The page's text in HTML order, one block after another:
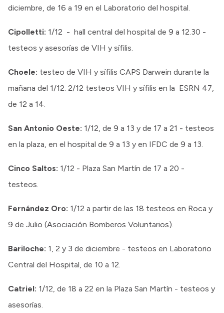
diciembre, de 16 a 19 en el Laboratorio del hospital.
Cipolletti: 1/12 - hall central del hospital de 9 a 12.30 -
testeos y asesorías de VIH y sífilis.
Choele: testeo de VIH y sífilis CAPS Darwein durante la
mañana del 1/12. 2/12 testeos VIH y sífilis en la ESRN 47,
de 12 a 14.
San Antonio Oeste: 1/12, de 9 a 13 y de 17 a 21 - testeos
en la plaza, en el hospital de 9 a 13 y en IFDC de 9 a 13.
Cinco Saltos: 1/12 - Plaza San Martín de 17 a 20 -
testeos.
Fernández Oro: 1/12 a partir de las 18 testeos en Roca y
9 de Julio (Asociación Bomberos Voluntarios).
Bariloche: 1, 2 y 3 de diciembre - testeos en Laboratorio
Central del Hospital, de 10 a 12.
Catriel: 1/12, de 18 a 22 en la Plaza San Martín - testeos y
asesorías.